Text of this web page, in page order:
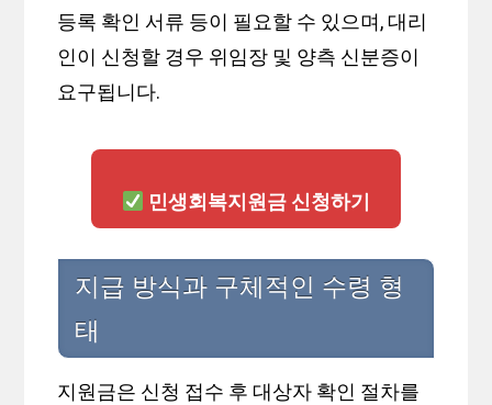
등록 확인 서류 등이 필요할 수 있으며, 대리
인이 신청할 경우 위임장 및 양측 신분증이
요구됩니다.
민생회복지원금 신청하기
지급 방식과 구체적인 수령 형
태
지원금은 신청 접수 후 대상자 확인 절차를